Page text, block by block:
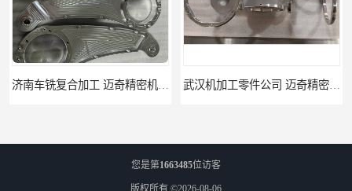
您是第1663485位访客
版权所有 ©2026-08-06